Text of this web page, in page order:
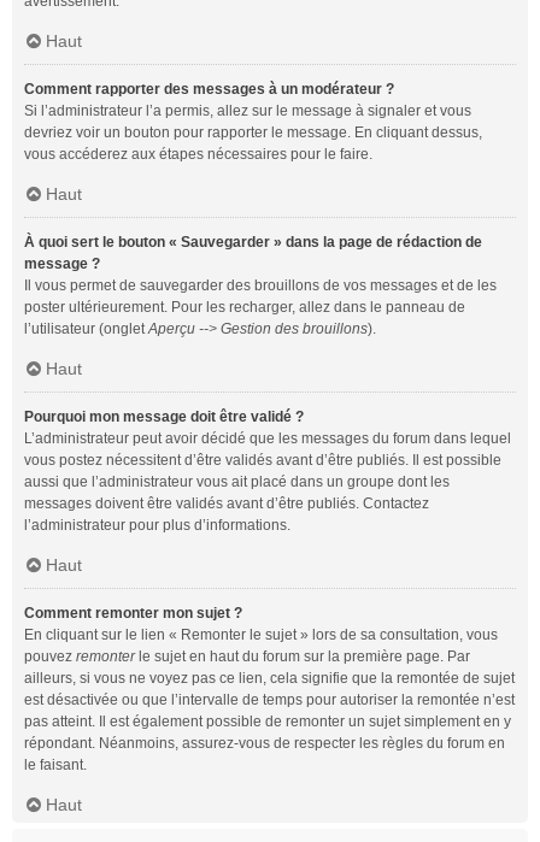
Haut
Comment rapporter des messages à un modérateur ?
Si l’administrateur l’a permis, allez sur le message à signaler et vous
devriez voir un bouton pour rapporter le message. En cliquant dessus,
vous accéderez aux étapes nécessaires pour le faire.
Haut
À quoi sert le bouton « Sauvegarder » dans la page de rédaction de
message ?
Il vous permet de sauvegarder des brouillons de vos messages et de les
poster ultérieurement. Pour les recharger, allez dans le panneau de
l’utilisateur (ongletAperçu --> Gestion des brouillons).
Haut
Pourquoi mon message doit être validé ?
L’administrateur peut avoir décidé que les messages du forum dans lequel
vous postez nécessitent d’être validés avant d’être publiés. Il est possible
aussi que l’administrateur vous ait placé dans un groupe dont les
messages doivent être validés avant d’être publiés. Contactez
l’administrateur pour plus d’informations.
Haut
Comment remonter mon sujet ?
En cliquant sur le lien « Remonter le sujet » lors de sa consultation, vous
pouvez remonterle sujet en haut du forum sur la première page. Par
ailleurs, si vous ne voyez pas ce lien, cela signifie que la remontée de sujet
est désactivée ou que l’intervalle de temps pour autoriser la remontée n’est
pas atteint. Il est également possible de remonter un sujet simplement en y
répondant. Néanmoins, assurez-vous de respecter les règles du forum en
le faisant.
Haut